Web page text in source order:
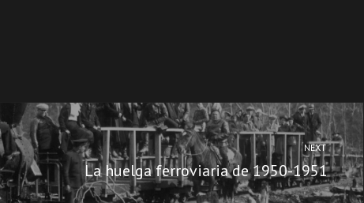
NEXT
La huelga ferroviaria de 1950-1951